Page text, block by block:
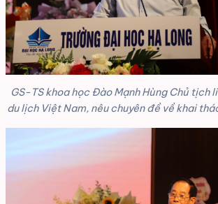
GS-TS khoa học Đào Mạnh Hùng Chủ tịch
du lịch Việt Nam, nêu chuyên đề về khai